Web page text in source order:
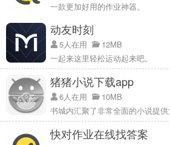
一款更加好用的作业神器。
动友时刻
5人在用
12MB
一起来这里轻松运动起来吧。
猪猪小说下载app
6人在用
10MB
书城内汇聚了非常全面的小说提供
快对作业在线找答案